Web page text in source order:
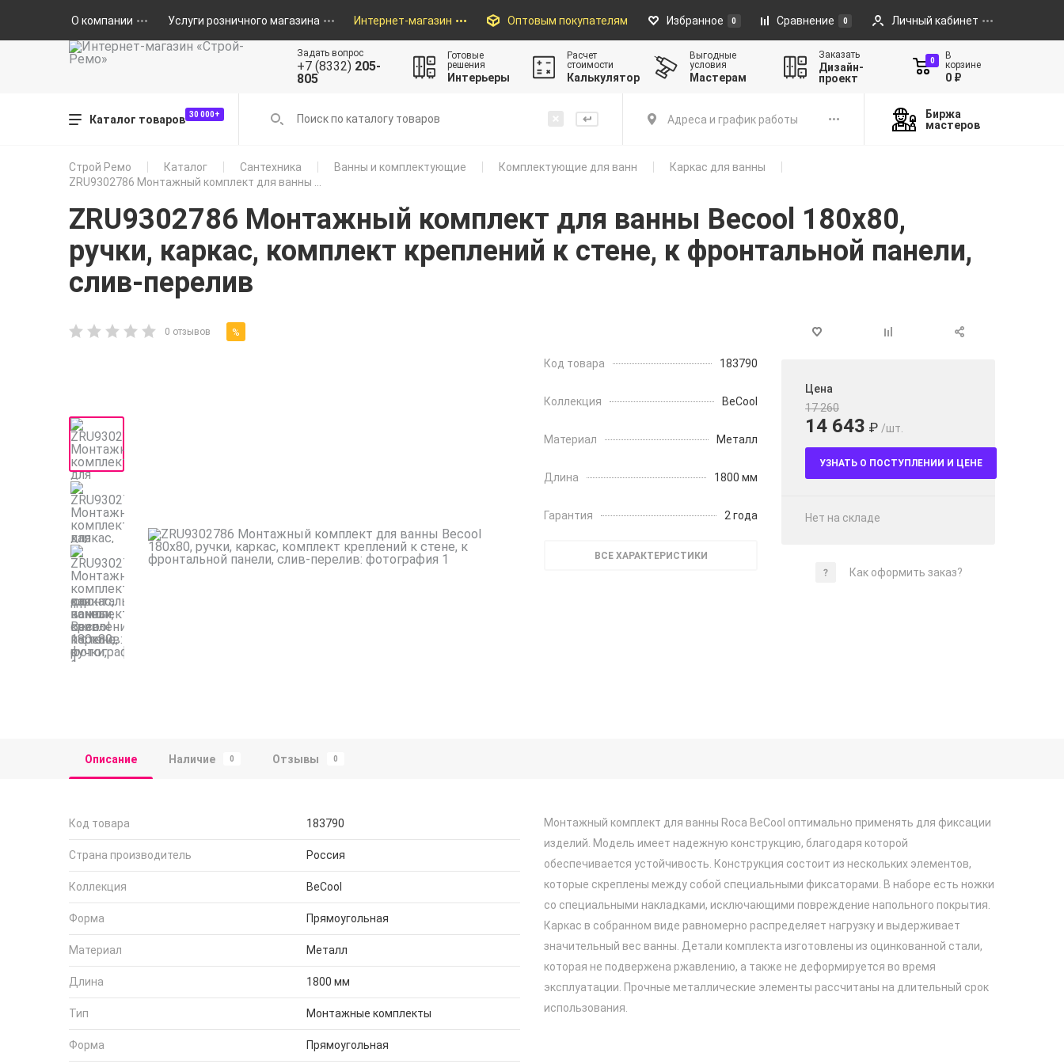
О компании Услуги розничного магазина Интернет-магазин Оптовым покупателям Избранное 0 Сравнение 0 Личный кабинет
Задать вопрос
+7 (8332) 205-
805
Готовые
решения
Интерьеры
Расчет
стоимости
Калькулятор
Выгодные
условия
Мастерам
Заказать
Дизайн-
проект
0
В
корзине
0 ₽
Каталог товаров 30 000+ Адреса и график работы
Биржа
мастеров
Строй Ремо Каталог Сантехника Ванны и комплектующие Комплектующие для ванн
Каркас для ванны
ZRU9302786 Монтажный комплект для ванны ...
ZRU9302786 Монтажный комплект для ванны Becool 180х80,
ручки, каркас, комплект креплений к стене, к фронтальной панели,
слив-перелив
0 отзывов %
Код товара 183790
Коллекция BeCool
Материал Металл
Длина 1800 мм
Гарантия 2 года
ВСЕ ХАРАКТЕРИСТИКИ
Цена
17 260
14 643 ₽ /шт.
УЗНАТЬ О ПОСТУПЛЕНИИ И ЦЕНЕ
Нет на складе
Как оформить заказ?
Описание Наличие 0 Отзывы 0
Код товара 183790
Страна производитель Россия
Коллекция BeCool
Форма Прямоугольная
Материал Металл
Длина 1800 мм
Тип Монтажные комплекты
Форма Прямоугольная
Монтажный комплект для ванны Roca BeCool оптимально применять для фиксации
изделий. Модель имеет надежную конструкцию, благодаря которой
обеспечивается устойчивость. Конструкция состоит из нескольких элементов,
которые скреплены между собой специальными фиксаторами. В наборе есть ножки
со специальными накладками, исключающими повреждение напольного покрытия.
Каркас в собранном виде равномерно распределяет нагрузку и выдерживает
значительный вес ванны. Детали комплекта изготовлены из оцинкованной стали,
которая не подвержена ржавлению, а также не деформируется во время
эксплуатации. Прочные металлические элементы рассчитаны на длительный срок
использования.